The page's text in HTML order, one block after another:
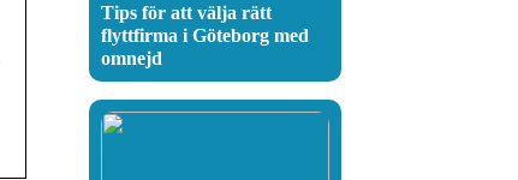
Tips för att välja rätt
flyttfirma i Göteborg med
omnejd